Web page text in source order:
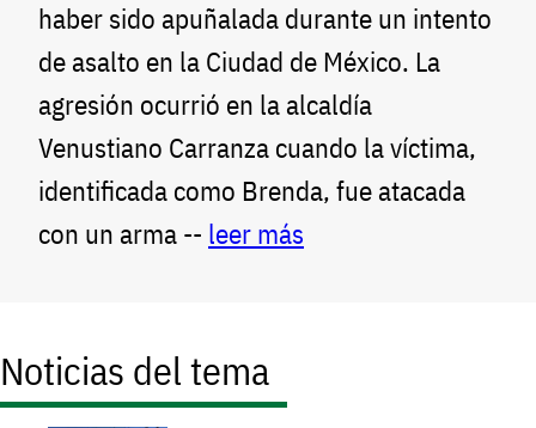
haber sido apuñalada durante un intento
de asalto en la Ciudad de México. La
agresión ocurrió en la alcaldía
Venustiano Carranza cuando la víctima,
identificada como Brenda, fue atacada
con un arma -- leer más
Noticias del tema